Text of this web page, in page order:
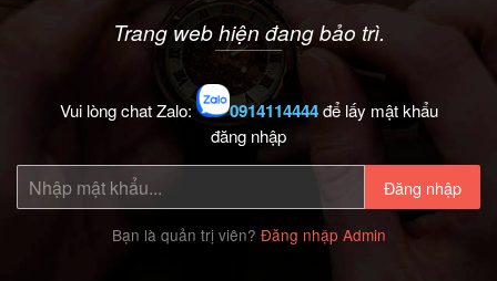
Trang web hiện đang bảo trì.
Vui lòng chat Zalo: 0914114444để lấy mật khẩu
đăng nhập
Đăng nhập
Bạn là quản trị viên? Đăng nhập Admin